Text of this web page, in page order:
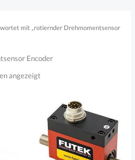
mit „rotiernder Drehmomentsensor
Encoder
angezeigt